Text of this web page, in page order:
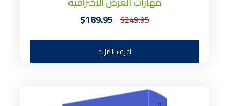
$249.95
$189.95
اعرف المزيد